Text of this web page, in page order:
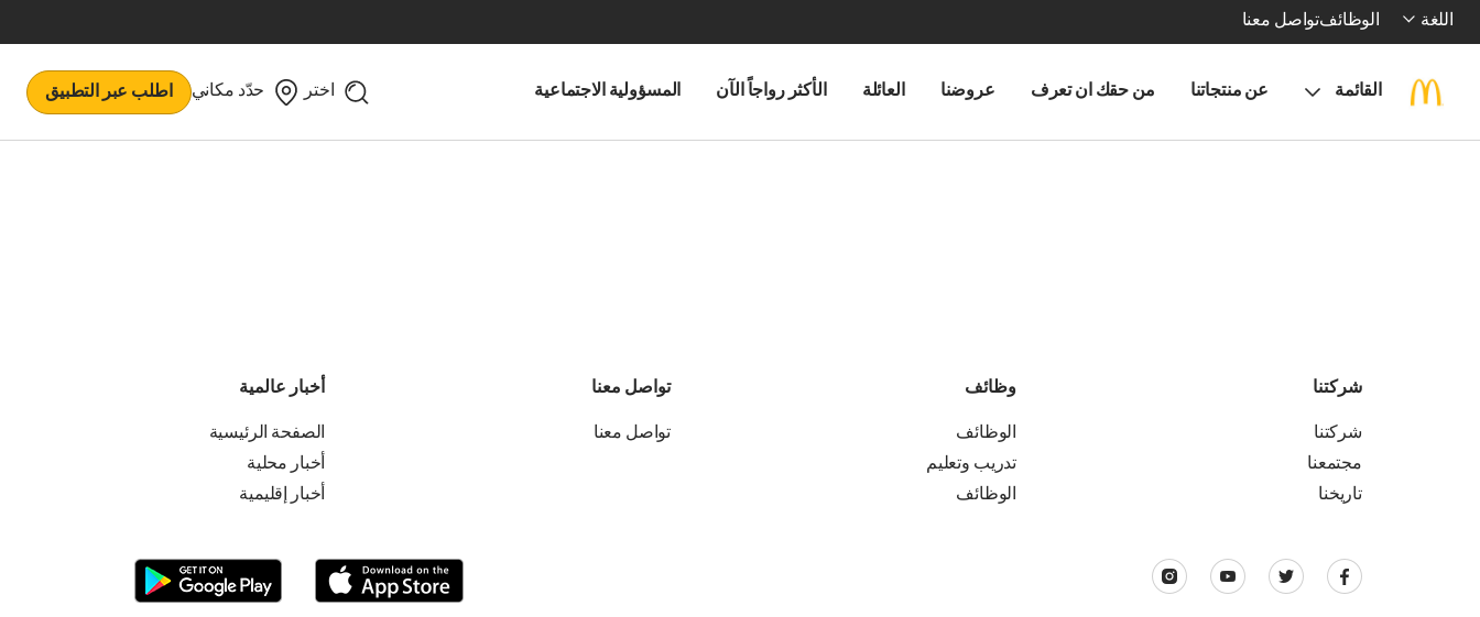
اللغة الوظائفتواصل معنا
القائمة عن منتجاتنا من حقك ان تعرف عروضنا العائلة الأكثر رواجاً الآن المسؤولية الاجتماعية اختر حدّد مكاني اطلب عبر التطبيق
شركتنا
شركتنا
مجتمعنا
تاريخنا
وظائف
الوظائف
تدريب وتعليم
الوظائف
تواصل معنا
تواصل معنا
أخبار عالمية
الصفحة الرئيسية
أخبار محلية
أخبار إقليمية